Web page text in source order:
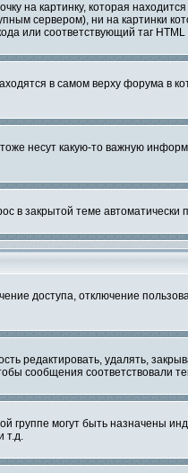
на картинку, которая
сервером), ни на картинки
или соответствующий таг
в самом верху форума в
несут какую-то важную
закрытой теме
доступа, отключение
редактировать, удалять,
сообщения соответствовали
группе могут быть назначены
т.д.